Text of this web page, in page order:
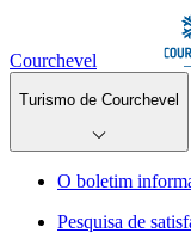
Courchevel
Turismo de Courchevel
O boletim
Pesquisa de